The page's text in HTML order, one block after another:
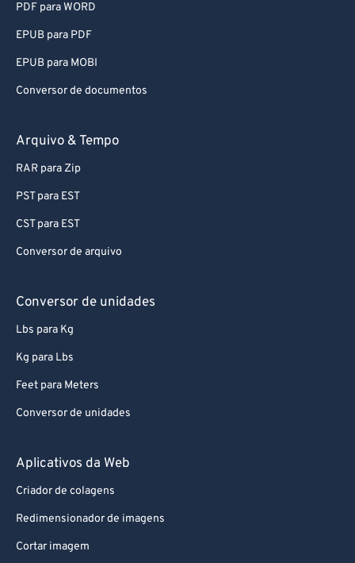
PDF para WORD
EPUB para PDF
EPUB para MOBI
Conversor de documentos
Arquivo & Tempo
RAR para Zip
PST para EST
CST para EST
Conversor de arquivo
Conversor de unidades
Lbs para Kg
Kg para Lbs
Feet para Meters
Conversor de unidades
Aplicativos da Web
Criador de colagens
Redimensionador de imagens
Cortar imagem